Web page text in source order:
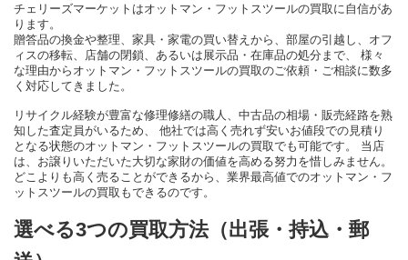
チェリーズマーケットはオットマン・フットスツールの買取に自信があ
ります。
贈答品の換金や整理、家具・家電の買い替えから、部屋の引越し、オフ
ィスの移転、店舗の閉鎖、あるいは展示品・在庫品の処分まで、 様々
な理由からオットマン・フットスツールの買取のご依頼・ご相談に数多
く対応してきました。
リサイクル経験が豊富な修理修繕の職人、中古品の相場・販売経路を熟
知した査定員がいるため、 他社では高く売れず安いお値段での見積り
となる状態のオットマン・フットスツールの買取でも可能です。 当店
は、お譲りいただいた大切な家財の価値を高める努力を惜しみません。
どこよりも高く売ることができるから、業界最高値でのオットマン・フ
ットスツールの買取もできるのです。
選べる3つの買取方法（出張・持込・郵